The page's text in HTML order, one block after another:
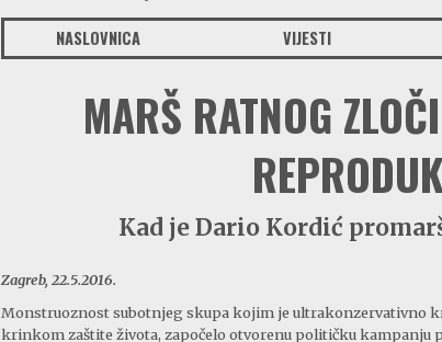
NASLOVNICA VIJESTI
MARŠ RATNOG
Kad je Dario Kordić
Zagreb, 22.5.2016.
Monstruoznost subotnjeg skupa kojim je ultrakonzervativno
krinkom zaštite života, započelo otvorenu političku kampanju